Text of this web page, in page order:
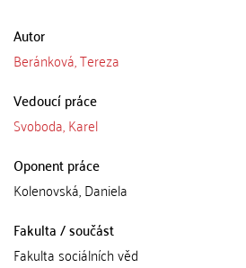
Autor
Beránková, Tereza
Vedoucí práce
Svoboda, Karel
Oponent práce
Kolenovská, Daniela
Fakulta / součást
Fakulta sociálních věd